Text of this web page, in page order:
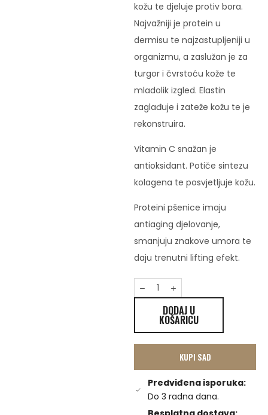
kožu te djeluje protiv bora.
Najvažniji je protein u
dermisu te najzastupljeniji u
organizmu, a zaslužan je za
turgor i čvrstoću kože te
mladolik izgled. Elastin
zaglađuje i zateže kožu te je
rekonstruira.
Vitamin C snažan je
antioksidant. Potiče sintezu
kolagena te posvjetljuje kožu.
Proteini pšenice imaju
antiaging djelovanje,
smanjuju znakove umora te
daju trenutni lifting efekt.
DODAJ U
KOŠARICU
KUPI SAD
Predviđena isporuka:
Do 3 radna dana.